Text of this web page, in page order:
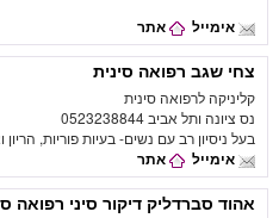
אימייל אתר
צחי שגב רפואה סינית
קליניקה לרפואה סינית
נס ציונה ותל אביב 0523238844
בעל ניסיון רב עם נשים- בעיות פוריות, הריון
אימייל אתר
אהוד סברדליק דיקור סיני רפואה